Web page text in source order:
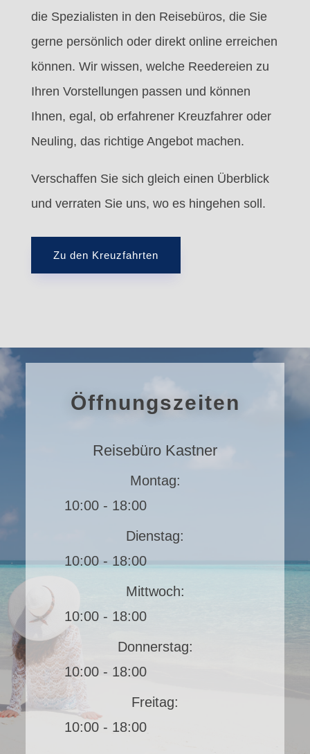
die Spezialisten in den Reisebüros, die Sie
gerne persönlich oder direkt online erreichen
können. Wir wissen, welche Reedereien zu
Ihren Vorstellungen passen und können
Ihnen, egal, ob erfahrener Kreuzfahrer oder
Neuling, das richtige Angebot machen.
Verschaffen Sie sich gleich einen Überblick
und verraten Sie uns, wo es hingehen soll.
Zu den Kreuzfahrten
Öffnungszeiten
Reisebüro Kastner
Montag:
10:00 - 18:00
Dienstag:
10:00 - 18:00
Mittwoch:
10:00 - 18:00
Donnerstag:
10:00 - 18:00
Freitag:
10:00 - 18:00